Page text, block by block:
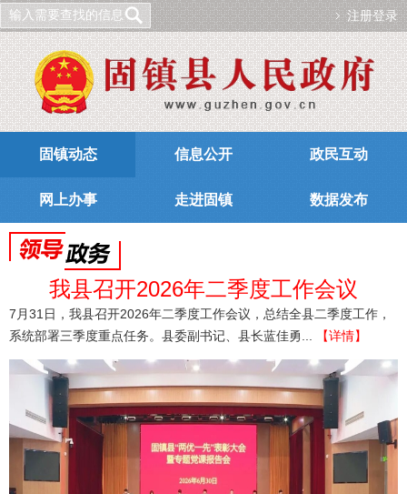
注册登录
固镇动态 信息公开 政民互动
网上办事 走进固镇 数据发布
我县召开2026年二季度工作会议
7月31日，我县召开2026年二季度工作会议，总结全县二季度工作，
系统部署三季度重点任务。县委副书记、县长蓝佳勇...
【详情】